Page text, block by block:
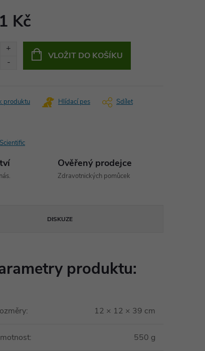
Kč
VLOŽIT DO KOŠÍKU
produktu Hlídací pes Sdílet
Ověřený prodejce
Zdravotnických pomůcek
DISKUZE
produktu:
: 12 × 12 × 39 cm
: 550 g